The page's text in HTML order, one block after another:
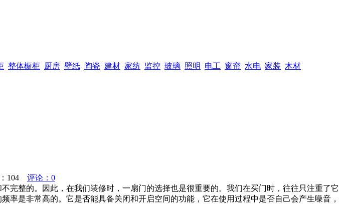
整体橱柜 厨房 壁纸 陶瓷 建材 家纺 监控 玻璃 照明 电工 窗帘 水电 家装 木材
104
评论：0
完整的。因此，在我们装修时，一扇门的选择也是很重要的。我们在买门时，往往只注重了它
是非常高的。它是否能具备关闭和开启空间的功能，它在使用过程中是否自己会产生噪音，